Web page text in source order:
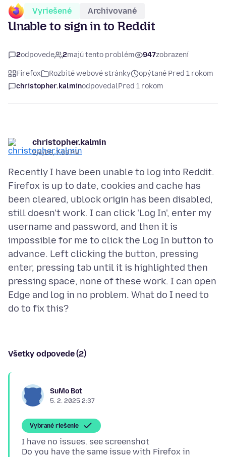
Vyriešené Archivované
Unable to sign in to Reddit
2odpovede 2majú tento problém 947zobrazení
Firefox Rozbité webové stránky
opýtané Pred 1 rokom
christopher.kalminodpovedalPred 1 rokom
christopher.kalmin
2/4/25, 7:33 PM
Recently I have been unable to log into Reddit.
Firefox is up to date, cookies and cache has
been cleared, ublock origin has been disabled,
still doesn't work. I can click 'Log In', enter my
username and password, and then it is
impossible for me to click the Log In button to
advance. Left clicking the button, pressing
enter, pressing tab until it is highlighted then
pressing space, none of these work. I can open
Edge and log in no problem. What do I need to
Všetky odpovede (2)
SuMo Bot
5. 2. 2025 2:37
Vybrané riešenie
I have no issues. see screenshot
Do you have the same issue with Firefox in